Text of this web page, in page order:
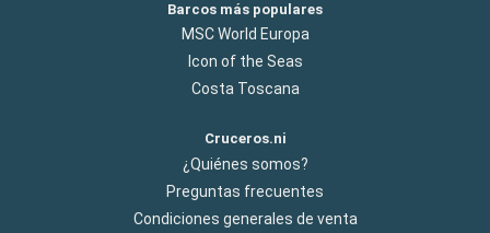
Barcos más populares
MSC World Europa
Icon of the Seas
Costa Toscana
Cruceros.ni
¿Quiénes somos?
Preguntas frecuentes
Condiciones generales de venta